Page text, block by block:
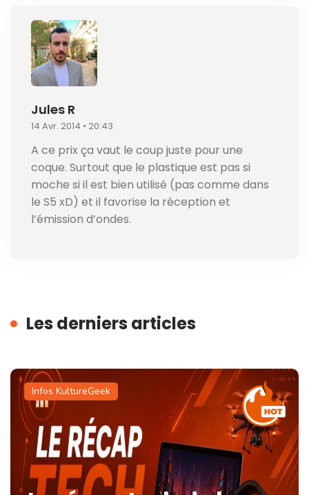
Jules R
14 Avr. 2014 • 20:43
A ce prix ça vaut le coup juste pour une
coque. Surtout que le plastique est pas si
moche si il est bien utilisé (pas comme dans
le S5 xD) et il favorise la réception et
l’émission d’ondes.
Les derniers articles
Infos KultureGeek